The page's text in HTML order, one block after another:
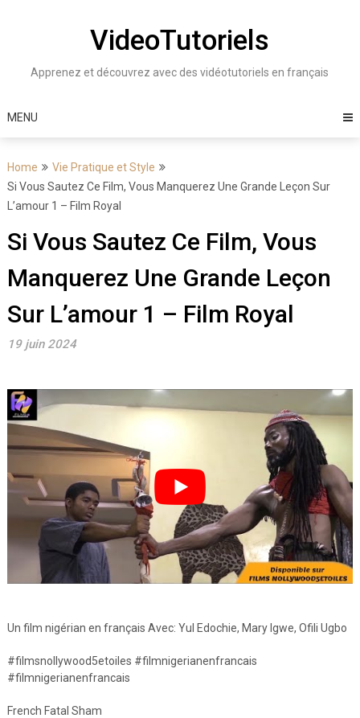
VideoTutoriels
Apprenez et découvrez avec des vidéotutoriels en français
MENU
Home
Vie Pratique et Style
Si Vous Sautez Ce Film, Vous Manquerez Une Grande Leçon Sur
L’amour 1 – Film Royal
Si Vous Sautez Ce Film, Vous
Manquerez Une Grande Leçon
Sur L’amour 1 – Film Royal
19 juin 2024
Un film nigérian en français Avec: Yul Edochie, Mary Igwe, Ofili Ugbo
#filmsnollywood5etoiles #filmnigerianenfrancais
#filmnigerianenfrancais
French Fatal Sham